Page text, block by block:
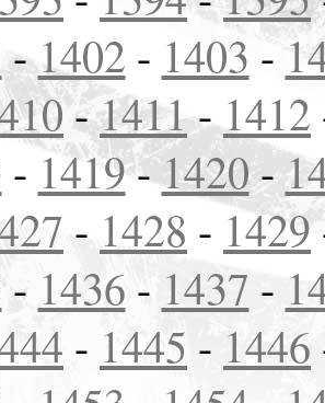
-1402 - 1403 -
-1411-1412
- 1419-1420-
- 1428 - 1429
- 1436 - 1437 -
- 1445 - 1446